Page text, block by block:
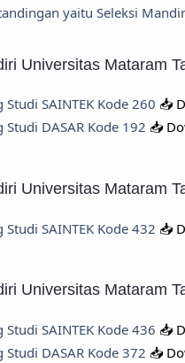
yaitu Seleksi
Universitas Mataram
Studi SAINTEK Kode 260 📥
Studi DASAR Kode 192 📥
Universitas Mataram
Studi SAINTEK Kode 432 📥
Universitas Mataram
Studi SAINTEK Kode 436 📥
Studi DASAR Kode 372 📥